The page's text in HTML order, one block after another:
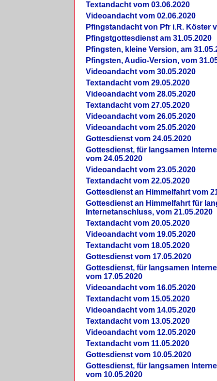
Textandacht vom 03.06.2020
Videoandacht vom 02.06.2020
Pfingstandacht von Pfr i.R. Köster
Pfingstgottesdienst am 31.05.2020
Pfingsten, kleine Version, am
Pfingsten, Audio-Version, vom
Videoandacht vom 30.05.2020
Textandacht vom 29.05.2020
Videoandacht vom 28.05.2020
Textandacht vom 27.05.2020
Videoandacht vom 26.05.2020
Videoandacht vom 25.05.2020
Gottesdienst vom 24.05.2020
Gottesdienst, für langsamen
vom 24.05.2020
Videoandacht vom 23.05.2020
Textandacht vom 22.05.2020
Gottesdienst an Himmelfahrt vom
Gottesdienst an Himmelfahrt für
Internetanschluss, vom 21.05.2020
Textandacht vom 20.05.2020
Videoandacht vom 19.05.2020
Textandacht vom 18.05.2020
Gottesdienst vom 17.05.2020
Gottesdienst, für langsamen
vom 17.05.2020
Videoandacht vom 16.05.2020
Textandacht vom 15.05.2020
Videoandacht vom 14.05.2020
Textandacht vom 13.05.2020
Videoandacht vom 12.05.2020
Textandacht vom 11.05.2020
Gottesdienst vom 10.05.2020
Gottesdienst, für langsamen
vom 10.05.2020